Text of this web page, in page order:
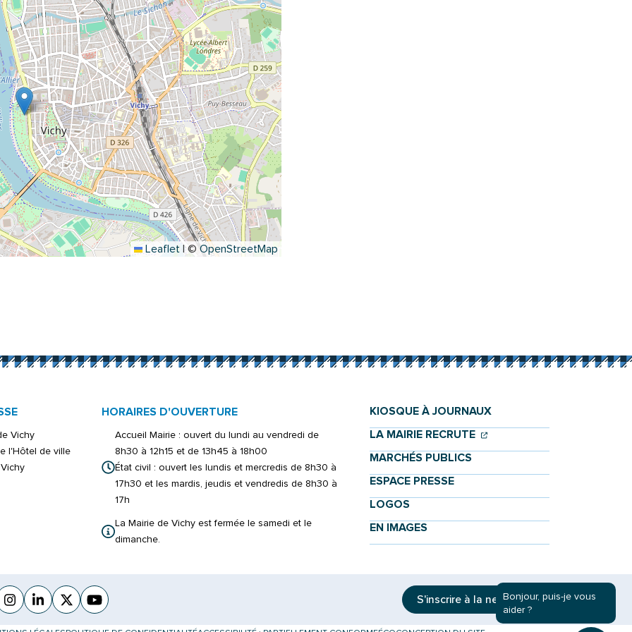
Leaflet |© OpenStreetMap
onglet)
un nouvel onglet)
e-mail
dans un nouvel onglet)
Vichy
l'Hôtel de ville
HORAIRES D'OUVERTURE
Accueil Mairie : ouvert du lundi au vendredi de
8h30 à 12h15 et de 13h45 à 18h00
État civil : ouvert les lundis et mercredis de 8h30 à
17h30 et les mardis, jeudis et vendredis de 8h30 à
17h
La Mairie de Vichy est fermée le samedi et le
dimanche.
KIOSQUE À JOURNAUX
LA MAIRIE RECRUTE (OUVERTURE DANS UN
(OUVERTURE DANS UN
MARCHÉS PUBLICS
ESPACE PRESSE
LOGOS
EN IMAGES
dans un nouvel onglet)
Instagram
(ouverture dans un nouvel onglet)
Linkedin
(ouverture dans un nouvel onglet)
X (Twitter)
(ouverture dans un nouvel onglet)
YouTube
(ouverture dans un nouvel onglet)
S'inscrire à la newsletter
Bonjour, puis-je vous
aider ?